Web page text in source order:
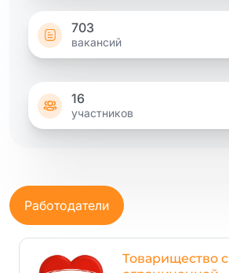
703
вакансий
16
участников
Работодатели
Товарищество с